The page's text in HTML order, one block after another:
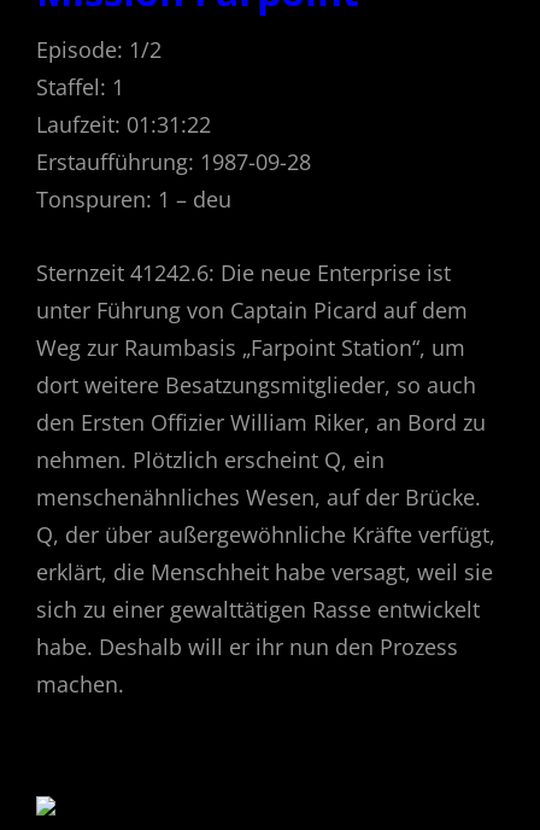
Episode: 1/2
Staffel: 1
Laufzeit: 01:31:22
Erstaufführung: 1987-09-28
Tonspuren: 1 – deu
Sternzeit 41242.6: Die neue Enterprise ist
unter Führung von Captain Picard auf dem
Weg zur Raumbasis „Farpoint Station“, um
dort weitere Besatzungsmitglieder, so auch
den Ersten Offizier William Riker, an Bord zu
nehmen. Plötzlich erscheint Q, ein
menschenähnliches Wesen, auf der Brücke.
Q, der über außergewöhnliche Kräfte verfügt,
erklärt, die Menschheit habe versagt, weil sie
sich zu einer gewalttätigen Rasse entwickelt
habe. Deshalb will er ihr nun den Prozess
machen.